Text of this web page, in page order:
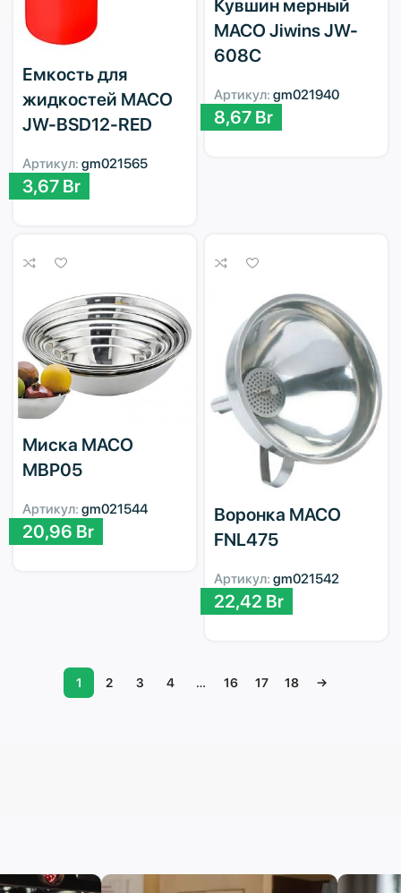
Емкость для
жидкостей MACO
JW-BSD12-RED
Артикул: gm021565
3,67 Br
Кувшин мерный
MACO Jiwins JW-
608C
Артикул: gm021940
8,67 Br
Миска MACO
MBP05
Артикул: gm021544
20,96 Br
Воронка MACO
FNL475
Артикул: gm021542
22,42 Br
1 2 3 4 … 16 17 18 →